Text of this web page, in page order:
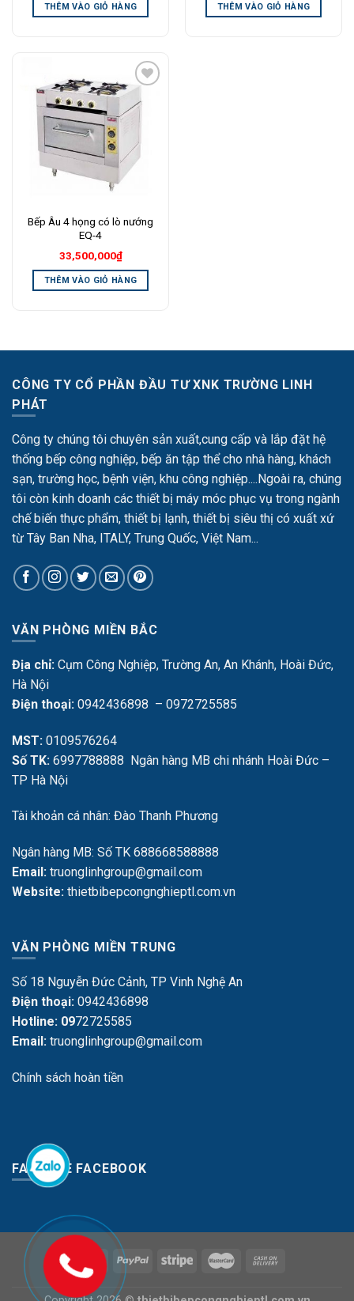
THÊM VÀO GIỎ HÀNG THÊM VÀO GIỎ HÀNG
Wishlist
Bếp Âu 4 họng có lò nướng
EQ-4
33,500,000₫
THÊM VÀO GIỎ HÀNG
CÔNG TY CỔ PHẦN ĐẦU TƯ XNK TRƯỜNG LINH
PHÁT
Công ty chúng tôi chuyên sản xuất,cung cấp và lắp đặt hệ
thống bếp công nghiệp, bếp ăn tập thể cho nhà hàng, khách
sạn, trường học, bệnh viện, khu công nghiệp....Ngoài ra, chúng
tôi còn kinh doanh các thiết bị máy móc phục vụ trong ngành
chế biến thực phẩm, thiết bị lạnh, thiết bị siêu thị có xuất xứ
từ Tây Ban Nha, ITALY, Trung Quốc, Việt Nam...
VĂN PHÒNG MIỀN BẮC
Địa chỉ: Cụm Công Nghiệp, Trường An, An Khánh, Hoài Đức,
Hà Nội
Điện thoại: 0942436898 – 0972725585
MST: 0109576264
Số TK: 6997788888 Ngân hàng MB chi nhánh Hoài Đức –
TP Hà Nội
Tài khoản cá nhân: Đào Thanh Phương
Ngân hàng MB: Số TK 688668588888
Email: truonglinhgroup@gmail.com
Website: thietbibepcongnghieptl.com.vn
VĂN PHÒNG MIỀN TRUNG
Số 18 Nguyễn Đức Cảnh, TP Vinh Nghệ An
Điện thoại: 0942436898
Hotline: 0972725585
Email: truonglinhgroup@gmail.com
Chính sách hoàn tiền
FANPAGE FACEBOOK